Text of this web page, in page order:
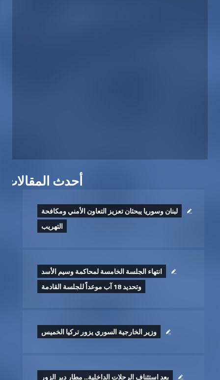
أحدث المقالات
لبنان وسوريا يبحثان تعزيز التعاون الأمني ومكافحة
التهريب
انتهاء الجلسة الخامسة لمحاكمة وسيم الأسد
وتحديد 18 آب موعداً للجلسة القادمة
وزير الخارجية السوري يزور تركيا الخميس
بعد استئناف الرحلات الداخلية.. مطار دير الزور